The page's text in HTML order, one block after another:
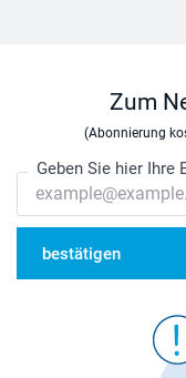
Zum
(Abonnierung
Geben Sie hier Ihre
bestätigen